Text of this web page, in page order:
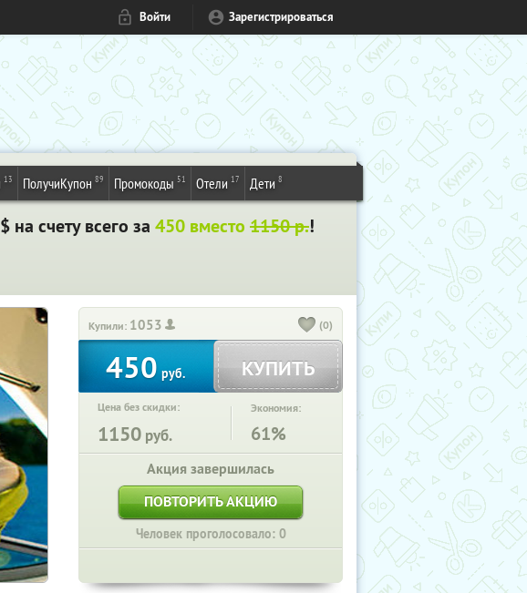
Войти Зарегистрироваться
13 ПолучиКупон 89 Промокоды 51 Отели 17 Дети 8
счету всего за 450 вместо 1150 р.!
Купили: 1053 (0)
450 руб. КУПИТЬ
Цена без скидки:
1150 руб.
Экономия:
61%
Акция завершилась
ПОВТОРИТЬ АКЦИЮ
Человек проголосовало: 0